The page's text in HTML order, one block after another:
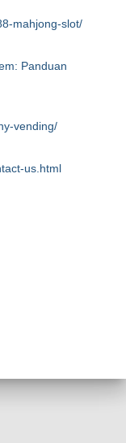
mahjong-slot/
Panduan
vending/
us.html